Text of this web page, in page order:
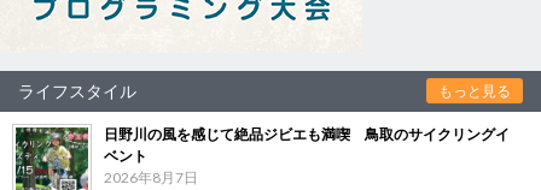
ライフスタイル もっと見る
日野川の風を感じて絶品ジビエも満喫 鳥取のサイクリングイ
ベント
2026年8月7日